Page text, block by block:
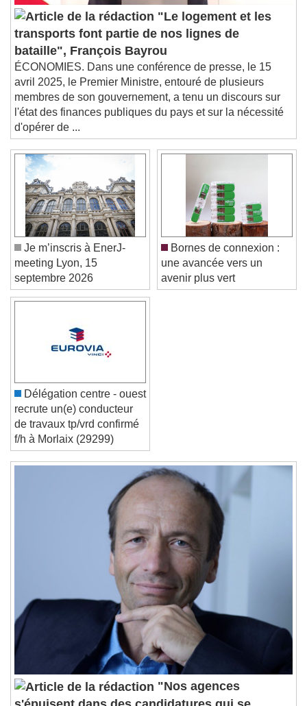
Audio Track
Picture-in-Picture
This is a modal window.
Beginning of dialog window. Escape will cancel
and close the window.
Text
Text Background
Color Opacity
Caption Area Background
Color
Font Size
Font Family
Reset
Done
Close Modal Dialog
End of dialog window.
"Le logement et les
transports font partie de nos lignes de
bataille", François Bayrou
ÉCONOMIES. Dans une conférence de presse, le 15
avril 2025, le Premier Ministre, entouré de plusieurs
membres de son gouvernement, a tenu un discours sur
l'état des finances publiques du pays et sur la nécessité
d'opérer de ...
Je m’inscris à EnerJ-
meeting Lyon, 15
septembre 2026
Bornes de connexion :
une avancée vers un
avenir plus vert
Délégation centre - ouest
recrute un(e) conducteur
de travaux tp/vrd confirmé
f/h à Morlaix (29299)
"Nos agences